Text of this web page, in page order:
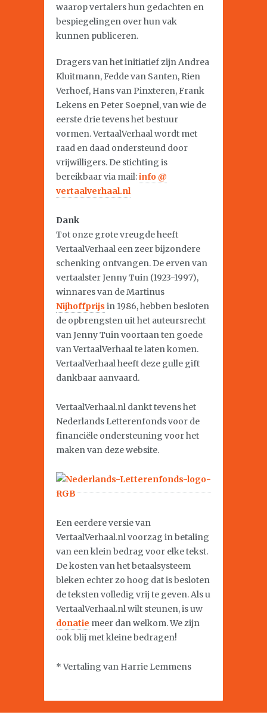
waarop vertalers hun gedachten en
bespiegelingen over hun vak
kunnen publiceren.
Dragers van het initiatief zijn Andrea
Kluitmann, Fedde van Santen, Rien
Verhoef, Hans van Pinxteren, Frank
Lekens en Peter Soepnel, van wie de
eerste drie tevens het bestuur
vormen. VertaalVerhaal wordt met
raad en daad ondersteund door
vrijwilligers. De stichting is
bereikbaar via mail:info @
vertaalverhaal.nl
Dank
Tot onze grote vreugde heeft
VertaalVerhaal een zeer bijzondere
schenking ontvangen. De erven van
vertaalster Jenny Tuin (1923-1997),
winnares van de Martinus
Nijhoffprijs in 1986, hebben besloten
de opbrengsten uit het auteursrecht
van Jenny Tuin voortaan ten goede
van VertaalVerhaal te laten komen.
VertaalVerhaal heeft deze gulle gift
dankbaar aanvaard.
VertaalVerhaal.nl dankt tevens het
Nederlands Letterenfonds voor de
financiële ondersteuning voor het
maken van deze website.
Een eerdere versie van
VertaalVerhaal.nl voorzag in betaling
van een klein bedrag voor elke tekst.
De kosten van het betaalsysteem
bleken echter zo hoog dat is besloten
de teksten volledig vrij te geven. Als u
VertaalVerhaal.nl wilt steunen, is uw
donatie meer dan welkom. We zijn
ook blij met kleine bedragen!
* Vertaling van Harrie Lemmens